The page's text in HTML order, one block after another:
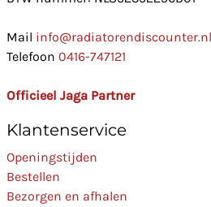
Mail info@radiatorendiscounter.nl
Telefoon 0416-747121
Officieel Jaga Partner
Klantenservice
Openingstijden
Bestellen
Bezorgen en afhalen